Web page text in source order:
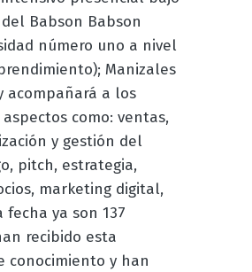
Babson Babson
número uno a nivel
Manizales
acompañará a los
como: ventas,
y gestión del
pitch, estrategia,
marketing digital,
ya son 137
recibido esta
conocimiento y han